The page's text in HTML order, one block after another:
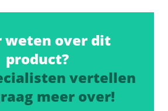
weten over dit
product?
vertellen
meer over!